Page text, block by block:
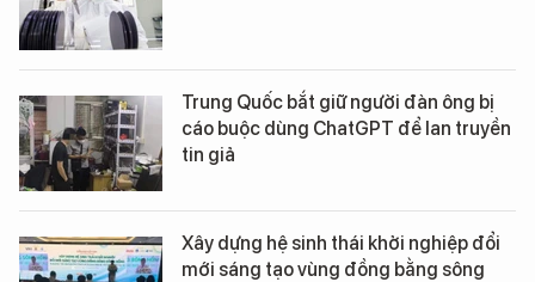
Trung Quốc bắt giữ người đàn ông bị
cáo buộc dùng ChatGPT để lan truyền
tin giả
Xây dựng hệ sinh thái khởi nghiệp đổi
mới sáng tạo vùng đồng bằng sông